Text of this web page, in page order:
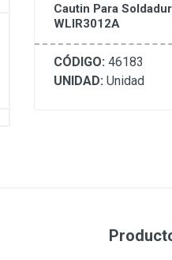
Cautin Para
WLIR3012A
CÓDIGO: 46183
UNIDAD: Unidad